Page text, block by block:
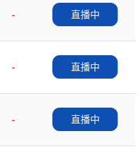
-
直播中
-
直播中
-
直播中